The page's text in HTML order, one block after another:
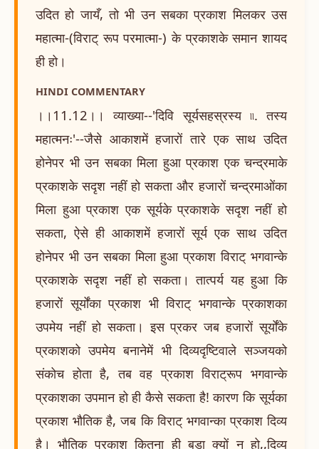
उदित हो जायँ, तो भी उन सबका प्रकाश मिलकर उस
महात्मा-(विराट् रूप परमात्मा-) के प्रकाशके समान शायद
ही हो।
HINDI COMMENTARY
।।11.12।। व्याख्या--'दिवि सूर्यसहस्रस्य ৷৷. तस्य
महात्मनः'--जैसे आकाशमें हजारों तारे एक साथ उदित
होनेपर भी उन सबका मिला हुआ प्रकाश एक चन्द्रमाके
प्रकाशके सदृश नहीं हो सकता और हजारों चन्द्रमाओंका
मिला हुआ प्रकाश एक सूर्यके प्रकाशके सदृश नहीं हो
सकता, ऐसे ही आकाशमें हजारों सूर्य एक साथ उदित
होनेपर भी उन सबका मिला हुआ प्रकाश विराट् भगवान्के
प्रकाशके सदृश नहीं हो सकता। तात्पर्य यह हुआ कि
हजारों सूर्योंका प्रकाश भी विराट् भगवान्के प्रकाशका
उपमेय नहीं हो सकता। इस प्रकर जब हजारों सूर्योंके
प्रकाशको उपमेय बनानेमें भी दिव्यदृष्टिवाले सञ्जयको
संकोच होता है, तब वह प्रकाश विराट्रूप भगवान्के
प्रकाशका उपमान हो ही कैसे सकता है! कारण कि सूर्यका
प्रकाश भौतिक है, जब कि विराट् भगवान्का प्रकाश दिव्य
है। भौतिक प्रकाश कितना ही बड़ा क्यों न हो,,दिव्य